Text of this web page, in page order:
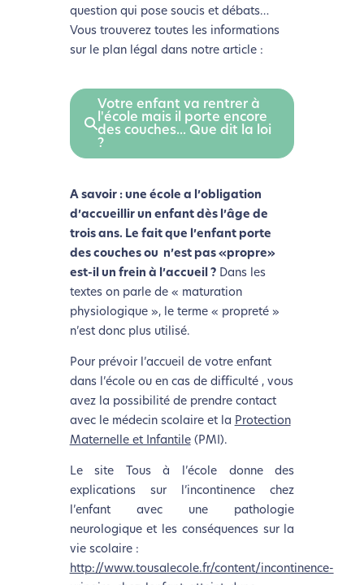
question qui pose soucis et débats…
Vous trouverez toutes les informations
sur le plan légal dans notre article :
Votre enfant va rentrer à
l'école mais il porte encore
des couches... Que dit la loi
?
A savoir : une école a l’obligation
d’accueillir un enfant dès l’âge de
trois ans. Le fait que l’enfant porte
des couches ou n’est pas «propre»
est-il un frein à l’accueil ?Dans les
textes on parle de « maturation
physiologique », le terme « propreté »
n’est donc plus utilisé.
Pour prévoir l’accueil de votre enfant
dans l’école ou en cas de difficulté , vous
avez la possibilité de prendre contact
avec le médecin scolaire et la Protection
Maternelle et Infantile(PMI).
Le site Tous à l’école donne des
explications sur l’incontinence chez
l’enfant avec une pathologie
neurologique et les conséquences sur la
vie scolaire :
http://www.tousalecole.fr/content/incontinence-